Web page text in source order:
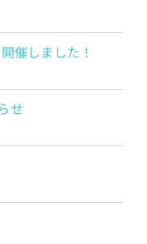
催しました！
せ